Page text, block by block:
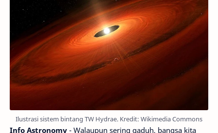
Ilustrasi sistem bintang TW Hydrae. Kredit: Wikimedia Commons
Info Astronomy - Walaupun sering gaduh, bangsa kita